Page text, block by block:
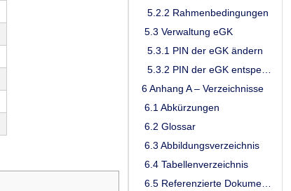
5.2.2 Rahmenbedingungen
5.3 Verwaltung eGK
5.3.1 PIN der eGK ändern
6 Anhang A – Verzeichnisse
6.1 Abkürzungen
6.2 Glossar
6.3 Abbildungsverzeichnis
6.4 Tabellenverzeichnis